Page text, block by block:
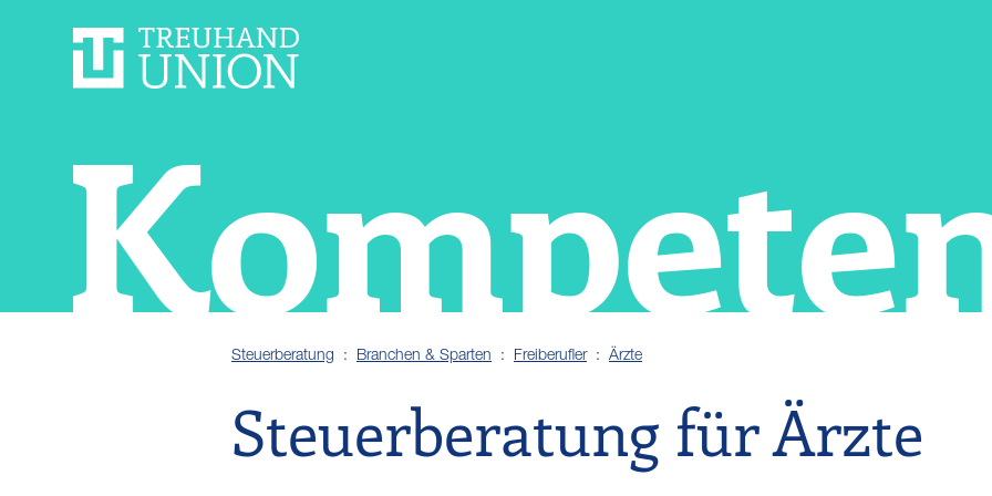
Steuerberatung Branchen & Sparten Freiberufler Ärzte
Steuerberatung für Ärzte